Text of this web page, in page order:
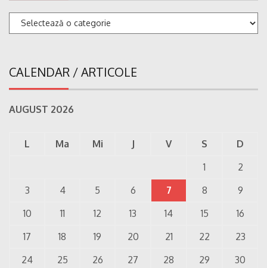
Categorii
CALENDAR / ARTICOLE
AUGUST 2026
L Ma Mi J V S
D
1
2
3
4 5 6 7 8
9
10
11 12 13 14 15
16
17
18 19 20 21 22
23
24
25 26 27 28 29
30